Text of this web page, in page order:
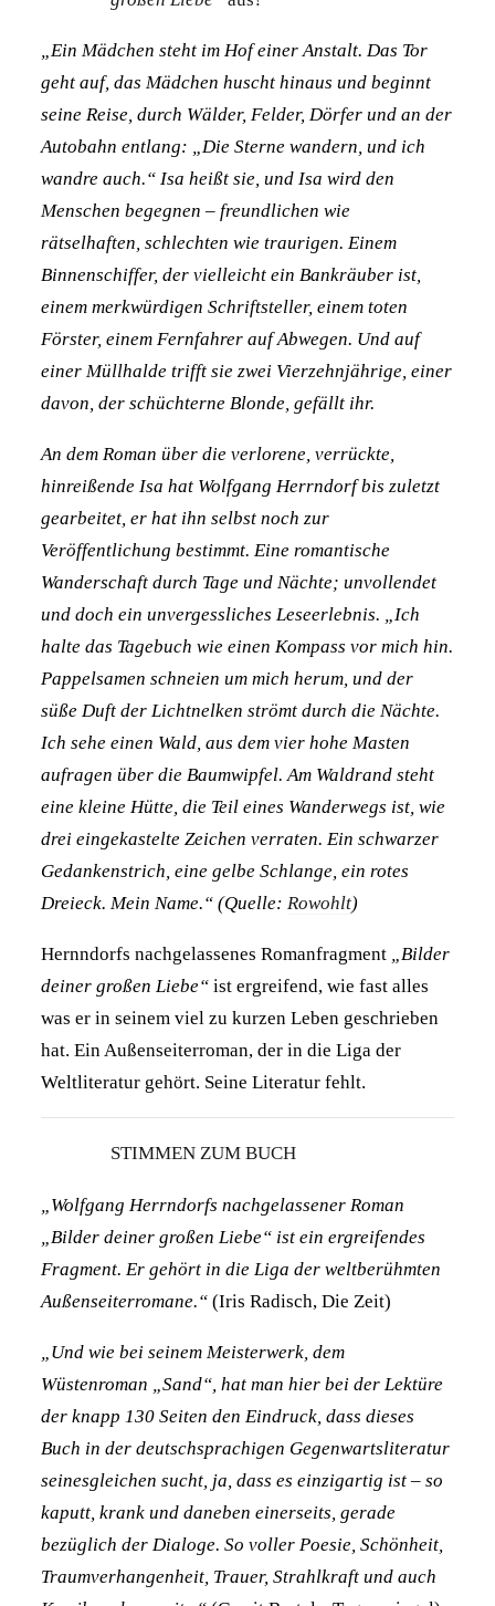
„Ein Mädchen steht im Hof einer Anstalt. Das Tor
geht auf, das Mädchen huscht hinaus und beginnt
seine Reise, durch Wälder, Felder, Dörfer und an der
Autobahn entlang: „Die Sterne wandern, und ich
wandre auch.“ Isa heißt sie, und Isa wird den
Menschen begegnen – freundlichen wie
rätselhaften, schlechten wie traurigen. Einem
Binnenschiffer, der vielleicht ein Bankräuber ist,
einem merkwürdigen Schriftsteller, einem toten
Förster, einem Fernfahrer auf Abwegen. Und auf
einer Müllhalde trifft sie zwei Vierzehnjährige, einer
davon, der schüchterne Blonde, gefällt ihr.
An dem Roman über die verlorene, verrückte,
hinreißende Isa hat Wolfgang Herrndorf bis zuletzt
gearbeitet, er hat ihn selbst noch zur
Veröffentlichung bestimmt. Eine romantische
Wanderschaft durch Tage und Nächte; unvollendet
und doch ein unvergessliches Leseerlebnis. „Ich
halte das Tagebuch wie einen Kompass vor mich hin.
Pappelsamen schneien um mich herum, und der
süße Duft der Lichtnelken strömt durch die Nächte.
Ich sehe einen Wald, aus dem vier hohe Masten
aufragen über die Baumwipfel. Am Waldrand steht
eine kleine Hütte, die Teil eines Wanderwegs ist, wie
drei eingekastelte Zeichen verraten. Ein schwarzer
Gedankenstrich, eine gelbe Schlange, ein rotes
Dreieck. Mein Name.“ (Quelle:Rowohlt)
Hernndorfs nachgelassenes Romanfragment „Bilder
deiner großen Liebe“ist ergreifend, wie fast alles
was er in seinem viel zu kurzen Leben geschrieben
hat. Ein Außenseiterroman, der in die Liga der
Weltliteratur gehört. Seine Literatur fehlt.
STIMMEN ZUM BUCH
„Wolfgang Herrndorfs nachgelassener Roman
„Bilder deiner großen Liebe“ ist ein ergreifendes
Fragment. Er gehört in die Liga der weltberühmten
Außenseiterromane.“ (Iris Radisch, Die Zeit)
„Und wie bei seinem Meisterwerk, dem
Wüstenroman „Sand“, hat man hier bei der Lektüre
der knapp 130 Seiten den Eindruck, dass dieses
Buch in der deutschsprachigen Gegenwartsliteratur
seinesgleichen sucht, ja, dass es einzigartig ist – so
kaputt, krank und daneben einerseits, gerade
bezüglich der Dialoge. So voller Poesie, Schönheit,
Traumverhangenheit, Trauer, Strahlkraft und auch